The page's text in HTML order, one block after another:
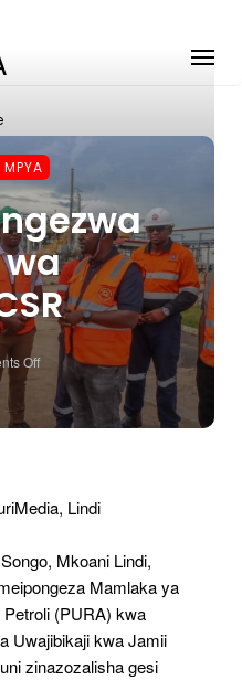
Off
PURA
Yapongezwa
Usimamizi
CSR Lindi
Mkoani Lindi,
Mamlaka ya
(PURA) kwa
Uwajibikaji kwa Jamii
zinazozalisha gesi